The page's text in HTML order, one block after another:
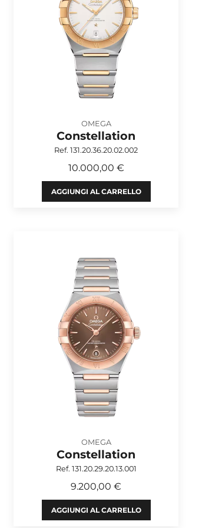
OMEGA
Constellation
Ref. 131.20.36.20.02.002
10.000,00 €
AGGIUNGI AL CARRELLO
OMEGA
Constellation
Ref. 131.20.29.20.13.001
9.200,00 €
AGGIUNGI AL CARRELLO